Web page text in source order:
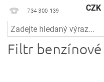
734 300 139 CZK
Filtr